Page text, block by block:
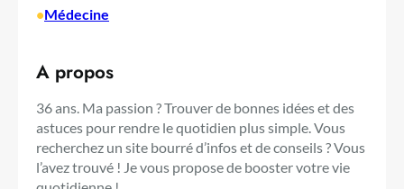
•Médecine
A propos
36 ans. Ma passion ? Trouver de bonnes idées et des
astuces pour rendre le quotidien plus simple. Vous
recherchez un site bourré d’infos et de conseils ? Vous
l’avez trouvé ! Je vous propose de booster votre vie